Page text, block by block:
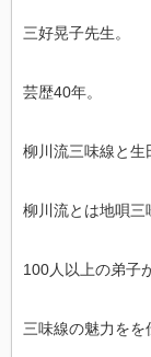
三好晃子先生。
芸歴40年。
柳川流三味線と生
柳川流とは地唄三
100人以上の弟子
三味線の魅力をを